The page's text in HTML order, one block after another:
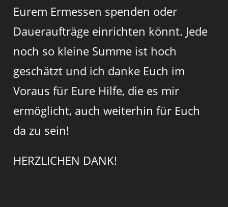
Eurem Ermessen spenden oder
Daueraufträge einrichten könnt. Jede
noch so kleine Summe ist hoch
geschätzt und ich danke Euch im
Voraus für Eure Hilfe, die es mir
ermöglicht, auch weiterhin für Euch
da zu sein!
HERZLICHEN DANK!